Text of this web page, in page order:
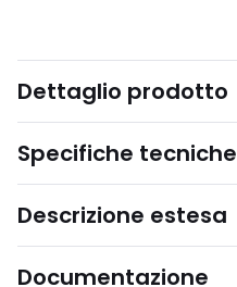
Dettaglio prodotto
Specifiche tecniche
Descrizione estesa
Documentazione